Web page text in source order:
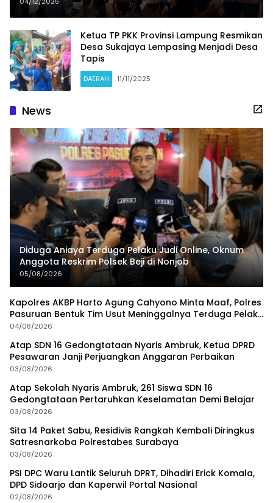
Ibu Hamil
Ketua TP PKK Provinsi Lampung Resmikan
Desa Sukajaya Lempasing Menjadi Desa
Tapis
DAERAH 11/11/2025
News
Diduga Aniaya Terduga Pelaku Judi Online, Oknum
Anggota Reskrim Polsek Beji di Nonjob
05/08/2026
Kapolres AKBP Harto Agung Cahyono Minta Maaf, Polres
Pasuruan Bentuk Tim Usut Meninggalnya Terduga Pelaku
Judi Online
04/08/2026
Atap SDN 16 Gedongtataan Nyaris Ambruk, Ketua DPRD
Pesawaran Janji Perjuangkan Anggaran Perbaikan
03/08/2026
Atap Sekolah Nyaris Ambruk, 261 Siswa SDN 16
Gedongtataan Pertaruhkan Keselamatan Demi Belajar
03/08/2026
Sita 14 Paket Sabu, Residivis Rangkah Kembali Diringkus
Satresnarkoba Polrestabes Surabaya
03/08/2026
PSI DPC Waru Lantik Seluruh DPRT, Dihadiri Erick Komala,
DPD Sidoarjo dan Kaperwil Portal Nasional
02/08/2026